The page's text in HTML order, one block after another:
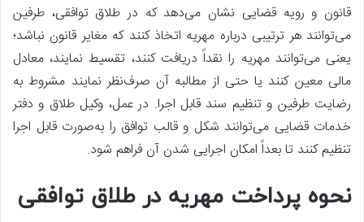
قانون و رویه قضایی نشان می‌دهد که در طلاق توافقی، طرفین
می‌توانند هر ترتیبی درباره مهریه اتخاذ کنند که مغایر قانون نباشد؛
یعنی می‌توانند مهریه را نقداً دریافت کنند، تقسیط نمایند، معادل
مالی معین کنند یا حتی از مطالبه آن صرف‌نظر نمایند مشروط به
رضایت طرفین و تنظیم سند قابل اجرا. در عمل، وکیل طلاق و دفتر
خدمات قضایی می‌توانند شکل و قالب توافق را به‌صورت قابل اجرا
تنظیم کنند تا بعداً امکان اجرایی شدن آن فراهم شود.
نحوه پرداخت مهریه در طلاق توافقی